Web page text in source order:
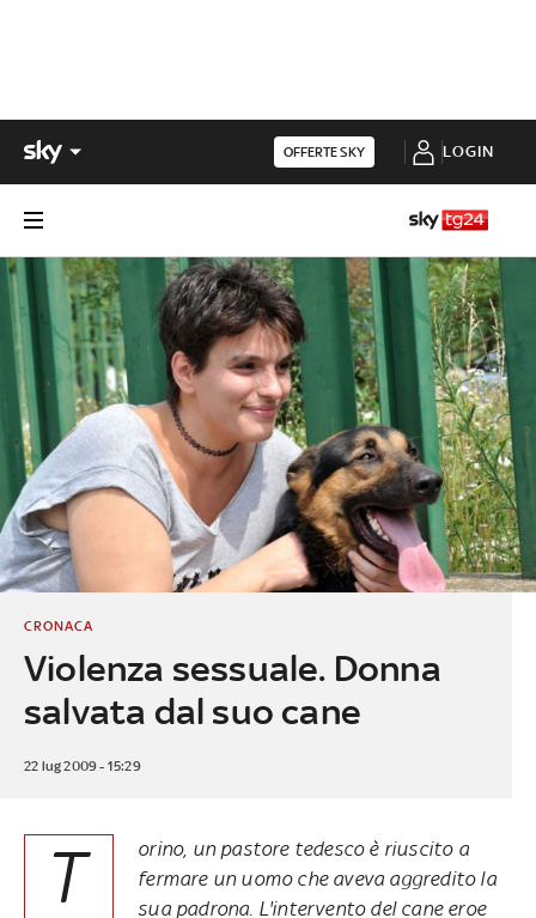
OFFERTE SKY LOGIN
Violenza sessuale. Donna
salvata dal suo cane
CRONACA
22 lug 2009 - 15:29
T
orino, un pastore tedesco è riuscito a
fermare un uomo che aveva aggredito la
sua padrona. L'intervento del cane eroe